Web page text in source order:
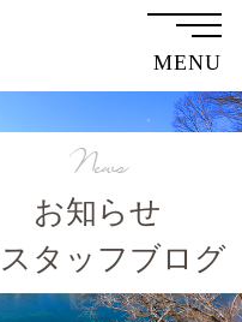
MENU
お知らせ
タッフブログ
News